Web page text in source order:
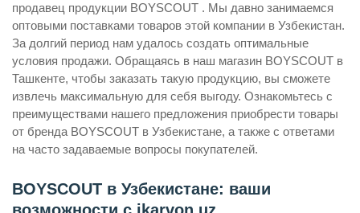
продавец продукции BOYSCOUT . Мы давно занимаемся
оптовыми поставками товаров этой компании в Узбекистан.
За долгий период нам удалось создать оптимальные
условия продажи. Обращаясь в наш магазин BOYSCOUT в
Ташкенте, чтобы заказать такую продукцию, вы сможете
извлечь максимальную для себя выгоду. Ознакомьтесь с
преимуществами нашего предложения приобрести товары
от бренда BOYSCOUT в Узбекистане, а также с ответами
на часто задаваемые вопросы покупателей.
BOYSCOUT в Узбекистане: ваши